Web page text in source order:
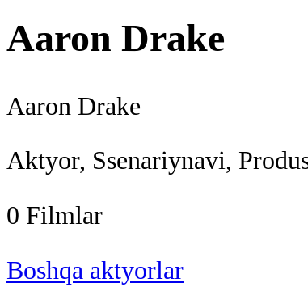
Aaron Drake
Aaron Drake
Aktyor, Ssenariynavi,
0 Filmlar
Boshqa aktyorlar